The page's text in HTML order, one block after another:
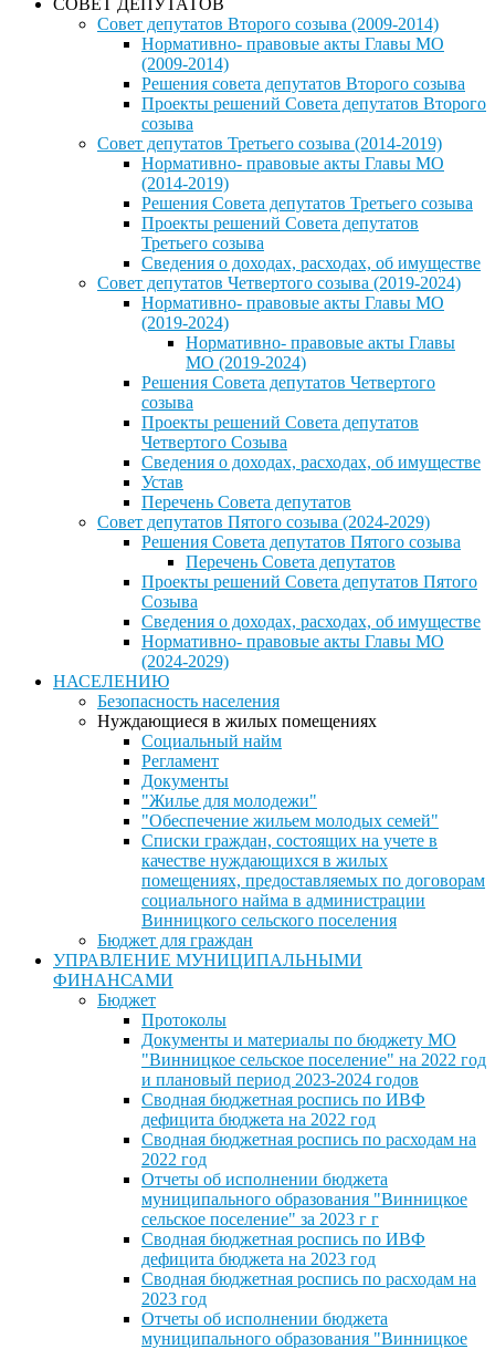
СОВЕТ ДЕПУТАТОВ
Совет депутатов Второго созыва (2009-2014)
Нормативно- правовые акты Главы МО
(2009-2014)
Решения совета депутатов Второго созыва
Проекты решений Совета депутатов Второго
созыва
Совет депутатов Третьего созыва (2014-2019)
Нормативно- правовые акты Главы МО
(2014-2019)
Решения Совета депутатов Третьего созыва
Проекты решений Совета депутатов
Третьего созыва
Сведения о доходах, расходах, об имуществе
Совет депутатов Четвертого созыва (2019-2024)
Нормативно- правовые акты Главы МО
(2019-2024)
Нормативно- правовые акты Главы
МО (2019-2024)
Решения Совета депутатов Четвертого
созыва
Проекты решений Совета депутатов
Четвертого Созыва
Сведения о доходах, расходах, об имуществе
Устав
Перечень Совета депутатов
Совет депутатов Пятого созыва (2024-2029)
Решения Совета депутатов Пятого созыва
Перечень Совета депутатов
Проекты решений Совета депутатов Пятого
Созыва
Сведения о доходах, расходах, об имуществе
Нормативно- правовые акты Главы МО
(2024-2029)
НАСЕЛЕНИЮ
Безопасность населения
Нуждающиеся в жилых помещениях
Социальный найм
Регламент
Документы
"Жилье для молодежи"
"Обеспечение жильем молодых семей"
Списки граждан, состоящих на учете в
качестве нуждающихся в жилых
помещениях, предоставляемых по договорам
социального найма в администрации
Винницкого сельского поселения
Бюджет для граждан
УПРАВЛЕНИЕ МУНИЦИПАЛЬНЫМИ
ФИНАНСАМИ
Бюджет
Протоколы
Документы и материалы по бюджету МО
"Винницкое сельское поселение" на 2022 год
и плановый период 2023-2024 годов
Сводная бюджетная роспись по ИВФ
дефицита бюджета на 2022 год
Сводная бюджетная роспись по расходам на
2022 год
Отчеты об исполнении бюджета
муниципального образования "Винницкое
сельское поселение" за 2023 г г
Сводная бюджетная роспись по ИВФ
дефицита бюджета на 2023 год
Сводная бюджетная роспись по расходам на
2023 год
Отчеты об исполнении бюджета
муниципального образования "Винницкое